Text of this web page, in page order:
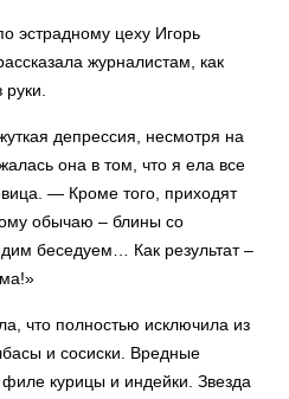
эстрадному цеху Игорь
журналистам, как
депрессия, несмотря на
она в том, что я ела все
— Кроме того, приходят
обычаю – блины со
беседуем… Как результат –
что полностью исключила из
и сосиски. Вредные
курицы и индейки. Звезда